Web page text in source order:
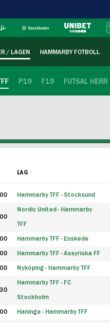
/ LAGEN HAMMARBY FOTBOLL
P19 F19 FUTSAL HERR
LAG
Hammarby TFF - Stocksund
Nordic United - Hammarby
TFF
Hammarby TFF - Enskede
Hammarby TFF - Assyriska FF
Nyköping - Hammarby TFF
Hammarby TFF - FC
Stockholm
Haninge - Hammarby TFF